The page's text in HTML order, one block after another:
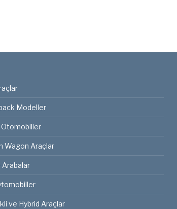
Modeller
Otomobiller
Wagon Araçlar
Arabalar
ve Hybrid Araçlar